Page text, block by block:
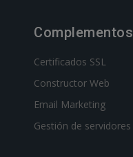
Complementos
Certificados SSL
Constructor Web
Email Marketing
Gestión de servidores